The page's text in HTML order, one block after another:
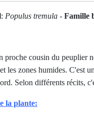
: Populus tremula - Famille
proche cousin du peuplier
les zones humides. C'est
Selon différents récits,
la plante: